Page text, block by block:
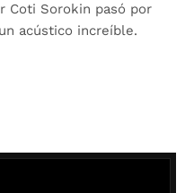
Coti Sorokin pasó por
acústico increíble.